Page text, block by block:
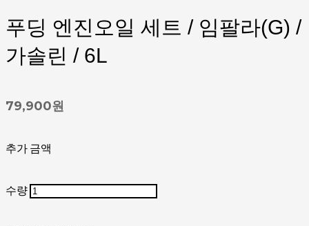
푸딩 엔진오일 세트 / 임팔라(G) /
가솔린 / 6L
79,900원
추가 금액
수량